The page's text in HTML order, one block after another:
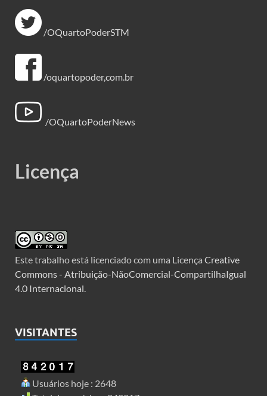
/OQuartoPoderSTM
/oquartopoder,com.br
/OQuartoPoderNews
Licença
Este trabalho está licenciado com uma Licença Creative
Commons - Atribuição-NãoComercial-CompartilhaIgual
4.0 Internacional
VISITANTES
Usuários hoje : 2648